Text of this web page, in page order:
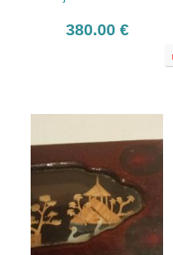
380.00 €